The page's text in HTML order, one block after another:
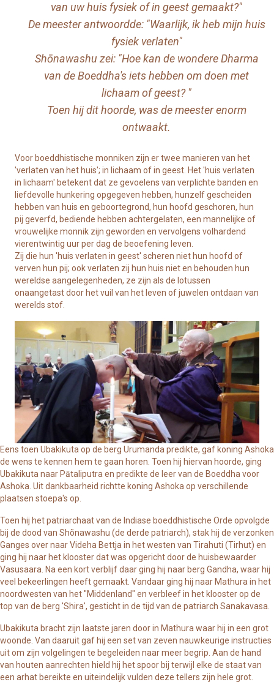
van uw huis fysiek of in geest gemaakt?"
De meester antwoordde: "Waarlijk, ik heb mijn huis
fysiek verlaten"
Shōnawashu zei: "Hoe kan de wondere Dharma
van de Boeddha's iets hebben om doen met
lichaam of geest? "
Toen hij dit hoorde, was de meester enorm
ontwaakt.
Voor boeddhistische monniken zijn er twee manieren van het
'verlaten van het huis'; in lichaam of in geest. Het 'huis verlaten
in lichaam' betekent dat ze gevoelens van verplichte banden en
liefdevolle hunkering opgegeven hebben, hunzelf gescheiden
hebben van huis en geboortegrond, hun hoofd geschoren, hun
pij geverfd, bediende hebben achtergelaten, een mannelijke of
vrouwelijke monnik zijn geworden en vervolgens volhardend
vierentwintig uur per dag de beoefening leven.
Zij die hun 'huis verlaten in geest' scheren niet hun hoofd of
verven hun pij; ook verlaten zij hun huis niet en behouden hun
wereldse aangelegenheden, ze zijn als de lotussen
onaangetast door het vuil van het leven of juwelen ontdaan van
werelds stof.
Eens toen Ubakikuta op de berg Urumanda predikte, gaf koning Ashoka
de wens te kennen hem te gaan horen. Toen hij hiervan hoorde, ging
Ubakikuta naar Pātaliputra en predikte de leer van de Boeddha voor
Ashoka. Uit dankbaarheid richtte koning Ashoka op verschillende
plaatsen stoepa's op.
Toen hij het patriarchaat van de Indiase boeddhistische Orde opvolgde
bij de dood van Shõnawashu (de derde patriarch), stak hij de verzonken
Ganges over naar Videha Bettja in het westen van Tirahuti (Tirhut) en
ging hij naar het klooster dat was opgericht door de huisbewaarder
Vasusaara. Na een kort verblijf daar ging hij naar berg Gandha, waar hij
veel bekeerlingen heeft gemaakt. Vandaar ging hij naar Mathura in het
noordwesten van het "Middenland" en verbleef in het klooster op de
top van de berg 'Shira', gesticht in de tijd van de patriarch Sanakavasa.
Ubakikuta bracht zijn laatste jaren door in Mathura waar hij in een grot
woonde. Van daaruit gaf hij een set van zeven nauwkeurige instructies
uit om zijn volgelingen te begeleiden naar meer begrip. Aan de hand
van houten aanrechten hield hij het spoor bij terwijl elke de staat van
een arhat bereikte en uiteindelijk vulden deze tellers zijn hele grot.